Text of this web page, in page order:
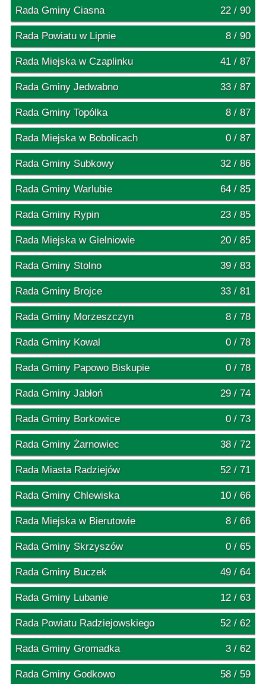
Rada Gminy Ciasna 22 / 90
Rada Powiatu w Lipnie 8 / 90
Rada Miejska w Czaplinku 41 / 87
Rada Gminy Jedwabno 33 / 87
Rada Gminy Topólka 8 / 87
Rada Miejska w Bobolicach 0 / 87
Rada Gminy Subkowy 32 / 86
Rada Gminy Warlubie 64 / 85
Rada Gminy Rypin 23 / 85
Rada Miejska w Gielniowie 20 / 85
Rada Gminy Stolno 39 / 83
Rada Gminy Brojce 33 / 81
Rada Gminy Morzeszczyn 8 / 78
Rada Gminy Kowal 0 / 78
Rada Gminy Papowo Biskupie 0 / 78
Rada Gminy Jabłoń 29 / 74
Rada Gminy Borkowice 0 / 73
Rada Gminy Żarnowiec 38 / 72
Rada Miasta Radziejów 52 / 71
Rada Gminy Chlewiska 10 / 66
Rada Miejska w Bierutowie 8 / 66
Rada Gminy Skrzyszów 0 / 65
Rada Gminy Buczek 49 / 64
Rada Gminy Lubanie 12 / 63
Rada Powiatu Radziejowskiego 52 / 62
Rada Gminy Gromadka 3 / 62
Rada Gminy Godkowo 58 / 59